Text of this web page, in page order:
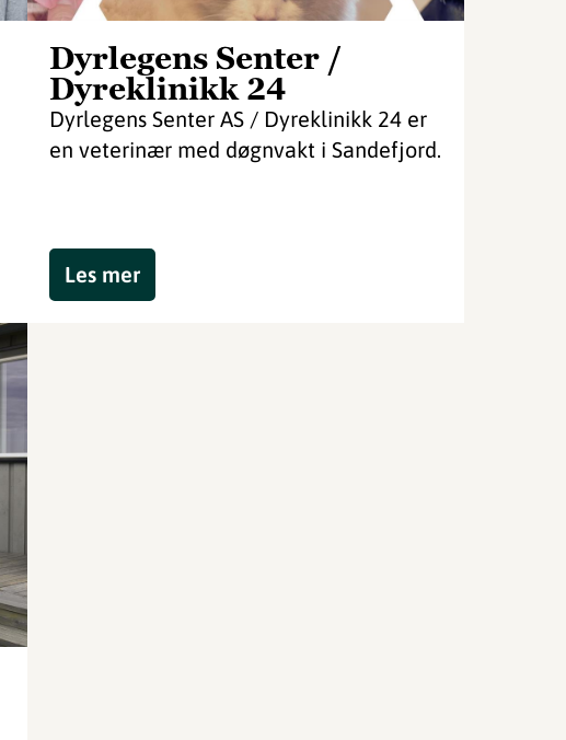
Dyrlegens Senter /
Dyreklinikk 24
Dyrlegens Senter AS / Dyreklinikk 24 er
en veterinær med døgnvakt i Sandefjord.
Les mer